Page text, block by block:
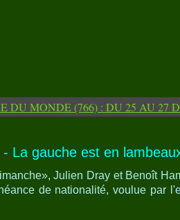
La gauche est en
Julien Dray et Benoît
de nationalité, voulue par